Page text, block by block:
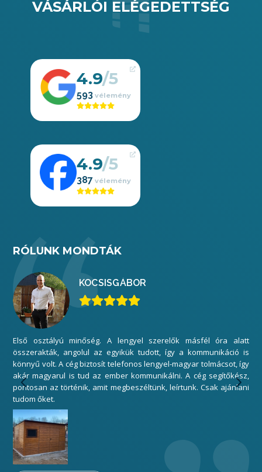
VÁSÁRLÓI ELÉGEDETTSÉG
4.9
593
4.9
387
RÓLUNK MONDTÁK
KOCSISGÁBOR
Első osztályú minőség. A lengyel szerelők másfél óra alatt
összerakták, angolul az egyikük tudott, így a kommunikáció is
könnyű volt. A cég biztosít telefonos lengyel-magyar tolmácsot, így
akár magyarul is tud az ember kommunikálni. A cég segítőkész,
pontosan az történik, amit megbeszéltünk, leírtunk. Csak ajánlani
tudom őket.